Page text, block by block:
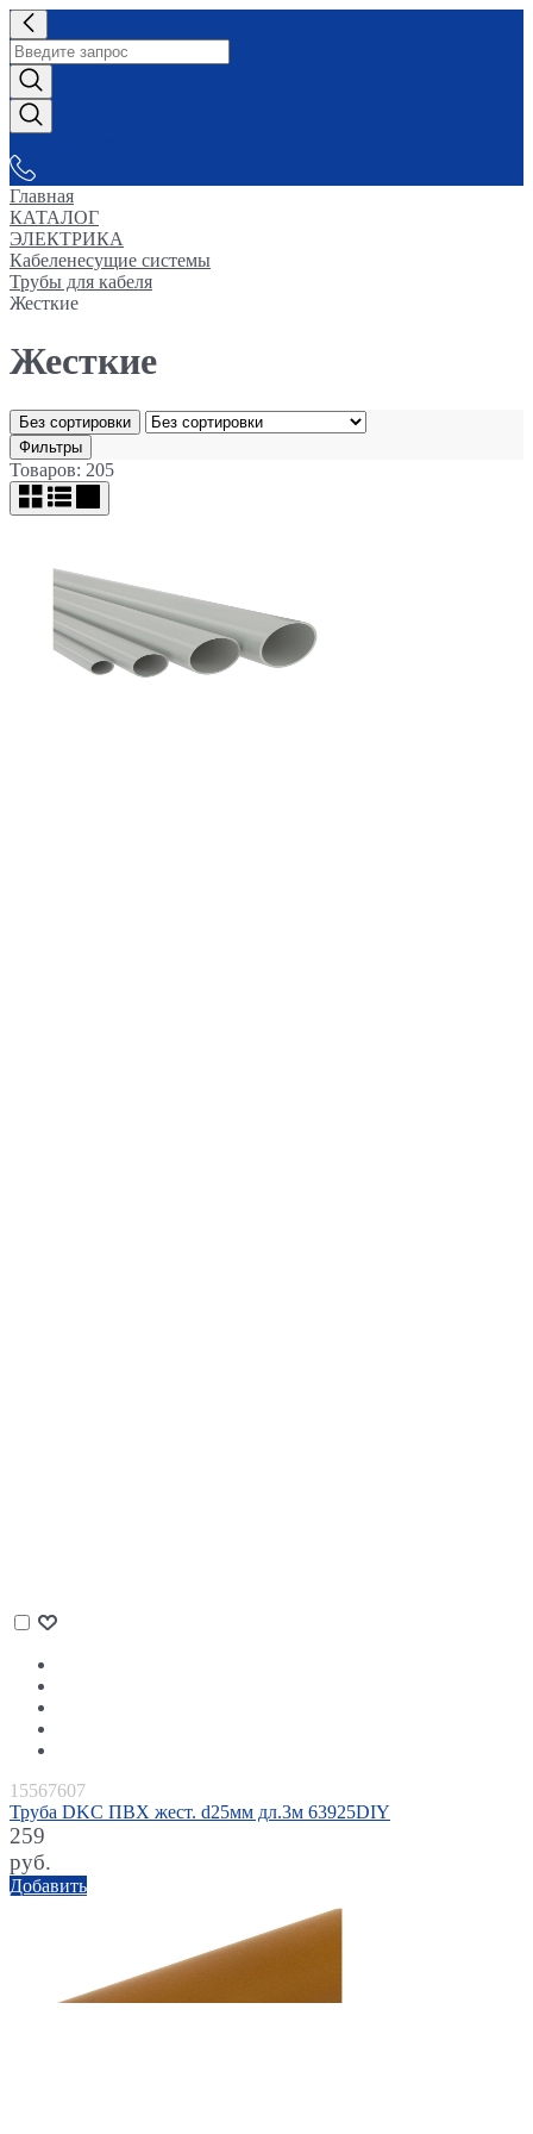
Главная
КАТАЛОГ
ЭЛЕКТРИКА
Кабеленесущие системы
Трубы для кабеля
Жесткие
Жесткие
Без сортировки
Фильтры
Товаров: 205
15567607
Труба DKC ПВХ жест. d25мм дл.3м 63925DIY
259
руб.
Добавить